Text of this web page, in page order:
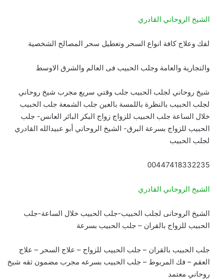
الشيخ الروحاني القادري
لفك وعلاج كافة انواع السحر وتعطيل سحر المصالح الشخصية
والتجارية والعامة وجلب الحبيب فى العالم والشرق الاوسط
شيخ روحاني لجلب الحبيب جلب وقتي سريع مجرب شيخ روحاني
لجلب الحبيب بالنظرة باللمسة بالعين جلب الشمعة جلب الحبيب
خلال الساعة جلب الحبيب للزواج زواج البكر البائر العانس- جلب
الحبيب للزواج بسرعة البرق- الشيخ الروحاني أبو عبيدالله القادري
لجلب الحبيب
00447418332235
الشيخ الروحاني القادري
الشيخ الروحانى لجلب الحبيب-جلب الحبيب خلال الساعة-جلب
الحبيب للزواج بالقران – جلب الحبيب بسرعة
جلب الحبيب بالقران – جلب الحبيب للزواج – علاج السحر – علاج
العقم – فك المربوط – جلب الحبيب بسرعه مجرب مضمون ثقه شيخ
روحاني معتمد